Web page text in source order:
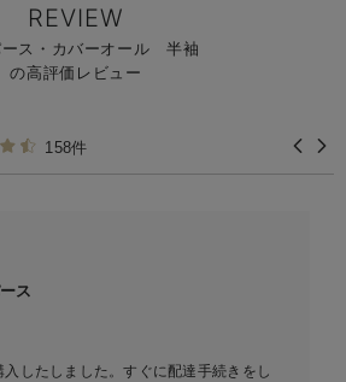
REVIEW
ース・カバーオール 半袖
の高評価レビュー
158件
ス
したしました。すぐに配達手続きをし